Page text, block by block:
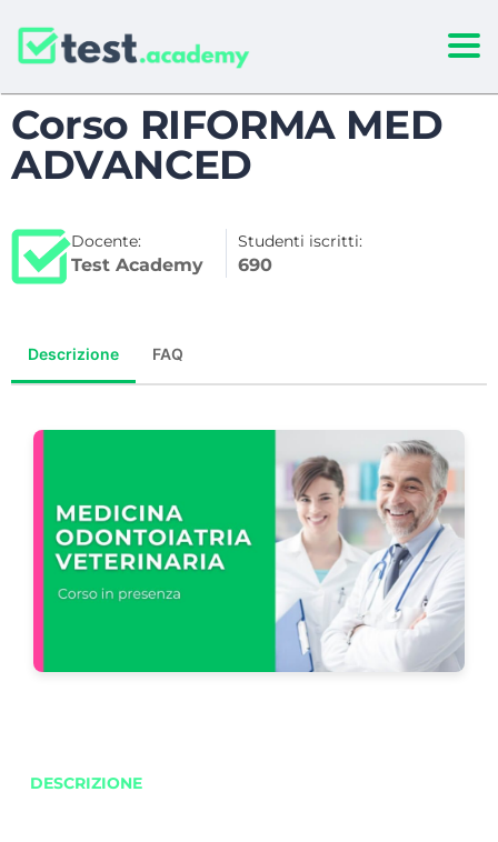
Corso RIFORMA MED
ADVANCED
Docente:
Test Academy
Studenti iscritti:
690
Descrizione FAQ
DESCRIZIONE